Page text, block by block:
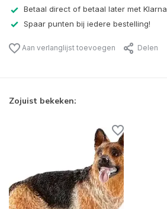
Betaal direct of betaal later met Klarna
Spaar punten bij iedere bestelling!
Aan verlanglijst toevoegen Delen
Zojuist bekeken: